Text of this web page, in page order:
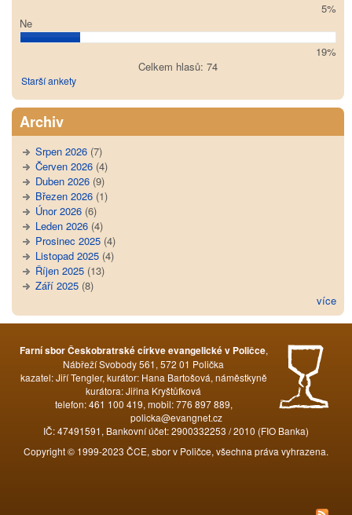
5%
Ne
19%
Celkem hlasů: 74
Starší ankety
Archiv
Srpen 2026 (7)
Červen 2026 (4)
Duben 2026 (9)
Březen 2026 (1)
Únor 2026 (6)
Leden 2026 (4)
Prosinec 2025 (4)
Listopad 2025 (4)
Říjen 2025 (13)
Září 2025 (8)
více
Farní sbor Českobratrské církve evangelické v Poličce,
Nábřeží Svobody 561, 572 01 Polička
kazatel: Jiří Tengler, kurátor: Hana Bartošová, náměstkyně
kurátora: Jiřina Kryštůfková
telefon: 461 100 419, mobil: 776 897 889,
policka@evangnet.cz
IČ: 47491591, Bankovní účet: 2900332253 / 2010 (FIO Banka)
Copyright © 1999-2023 ČCE, sbor v Poličce, všechna práva vyhrazena.